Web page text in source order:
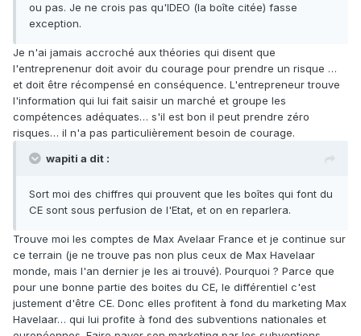
ou pas. Je ne crois pas qu'IDEO (la boîte citée) fasse
exception.
Je n'ai jamais accroché aux théories qui disent que
l'entreprenenur doit avoir du courage pour prendre un risque …
et doit être récompensé en conséquence. L'entrepreneur trouve
l'information qui lui fait saisir un marché et groupe les
compétences adéquates… s'il est bon il peut prendre zéro
risques… il n'a pas particulièrement besoin de courage.
wapiti a dit :
Sort moi des chiffres qui prouvent que les boîtes qui font du
CE sont sous perfusion de l'Etat, et on en reparlera.
Trouve moi les comptes de Max Avelaar France et je continue sur
ce terrain (je ne trouve pas non plus ceux de Max Havelaar
monde, mais l'an dernier je les ai trouvé). Pourquoi ? Parce que
pour une bonne partie des boites du CE, le différentiel c'est
justement d'être CE. Donc elles profitent à fond du marketing Max
Havelaar… qui lui profite à fond des subventions nationales et